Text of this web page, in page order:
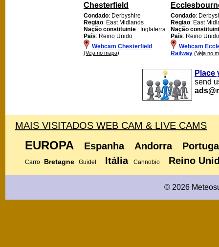
Chesterfield
Condado: Derbyshire
Regiao: East Midlands
Nação constituinte : Inglaterra
País: Reino Unido
Webcam Chesterfield
(Veja no mapa)
Condado:
Regiao: East
Nação
País: Reino Unido
Webcam
Railway (Veja no
Place
send
MAIS VISITADOS WEB CAM & LIVE CAMS
EUROPA Espanha Andorra
Carro Bretagne Guidel Itália Cannobio Reino
© 2026